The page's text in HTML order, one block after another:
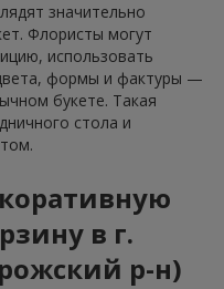
значительно
Флористы могут
использовать
формы и фактуры —
букете. Такая
стола и
в г.
р-н)